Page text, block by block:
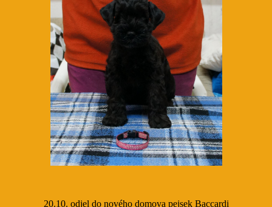
20.10. odjel do nového domova pejsek Baccardi